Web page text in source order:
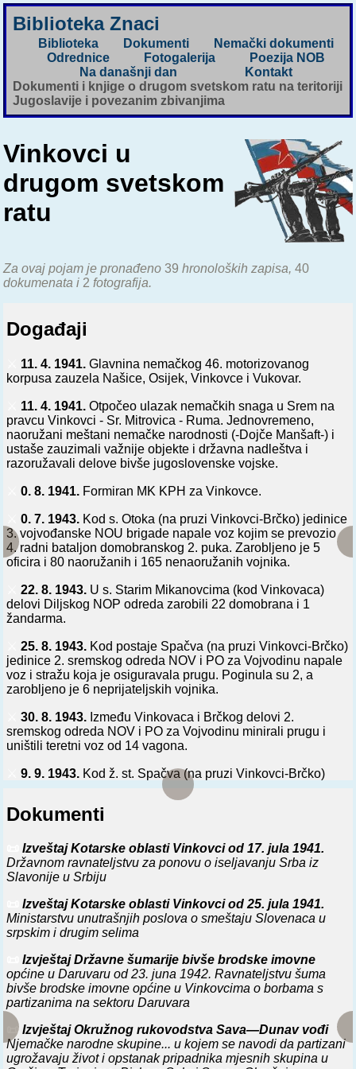
Biblioteka Znaci
Biblioteka Dokumenti
Nemački dokumenti
Odrednice
Fotogalerija
Poezija NOB
Na današnji dan
Kontakt
Dokumenti i knjige o drugom svetskom ratu na teritoriji
Jugoslavije i povezanim zbivanjima
Vinkovci u
drugom svetskom
ratu
Za ovaj pojam je pronađeno39 hronoloških zapisa,40
dokumenata i 2 fotografija.
Događaji
11. 4. 1941. Glavnina nemačkog 46. motorizovanog
korpusa zauzela Našice, Osijek, Vinkovce i Vukovar.
11. 4. 1941. Otpočeo ulazak nemačkih snaga u Srem na
pravcu Vinkovci - Sr. Mitrovica - Ruma. Jednovremeno,
naoružani meštani nemačke narodnosti (-Dojče Manšaft-) i
ustaše zauzimali važnije objekte i državna nadleštva i
razoružavali delove bivše jugoslovenske vojske.
0. 8. 1941. Formiran MK KPH za Vinkovce.
0. 7. 1943. Kod s. Otoka (na pruzi Vinkovci-Brčko) jedinice
3. vojvođanske NOU brigade napale voz kojim se prevozio
4. radni bataljon domobranskog 2. puka. Zarobljeno je 5
oficira i 80 naoružanih i 165 nenaoružanih vojnika.
22. 8. 1943. U s. Starim Mikanovcima (kod Vinkovaca)
delovi Diljskog NOP odreda zarobili 22 domobrana i 1
žandarma.
25. 8. 1943. Kod postaje Spačva (na pruzi Vinkovci-Brčko)
jedinice 2. sremskog odreda NOV i PO za Vojvodinu napale
voz i stražu koja je osiguravala prugu. Poginula su 2, a
zarobljeno je 6 neprijateljskih vojnika.
30. 8. 1943. Između Vinkovaca i Brčkog delovi 2.
sremskog odreda NOV i PO za Vojvodinu minirali prugu i
uništili teretni voz od 14 vagona.
9. 9. 1943. Kod ž. st. Spačva (na pruzi Vinkovci-Brčko)
delovi 2. sremskog NOP odreda napali oklopni i putnički voz,
te oštetili 2 lokomotive, zapalili 17 vagona i zarobili 71
domobrana.
16. 9. 1943. U s. Bos. Raču (kod Bijeljine) ušli delovi 16.
udarne divizije NOVJ, pošto se 7. četa 2. bataljona 8. puka
domobranske 3. lovačke brigade povukla preko reke Save u
Vinkovce.
⚔️ 21. 9. 1943. Na ž. st. Stari Perkovci (na pruzi SI. Brod -
Vinkovci) jedinice Diljskog NOP odreda i 1. diverzantskog
bataljona 2. hrvatskog korpusa NOVJ, napale nemački
transportni voz i zapalile 14 vagona sa 16 kamiona i 5
putničkih automobila. Poginulo je 10, ranjeno 9 i zarobljeno
8 nemačkih vojnika, dok je Diljski NOP odred imao 1 mrtvog
i 3 ranjena.
⚔️ 8. 10. 1943. Kod s. Šidskih Banovaca Diverzantska grupa
2. sremskog NOP odreda minirala prugu Šid-Vinkovci i
uništila lokomotivu i 6 vagona teretnog voza. Za odmazdu je
Dokumenti
Izveštaj Kotarske oblasti Vinkovci od 17. jula 1941.
Državnom ravnateljstvu za ponovu o iseljavanju Srba iz
Slavonije u Srbiju
Izveštaj Kotarske oblasti Vinkovci od 25. jula 1941.
Ministarstvu unutrašnjih poslova o smeštaju Slovenaca u
srpskim i drugim selima
Izvještaj Državne šumarije bivše brodske imovne
općine u Daruvaru od 23. juna 1942. Ravnateljstvu šuma
bivše brodske imovne općine u Vinkovcima o borbama s
partizanima na sektoru Daruvara
📜 Izvještaj Okružnog rukovodstva Sava—Dunav vođi
Njemačke narodne skupine... u kojem se navodi da partizani
ugrožavaju život i opstanak pripadnika mjesnih skupina u